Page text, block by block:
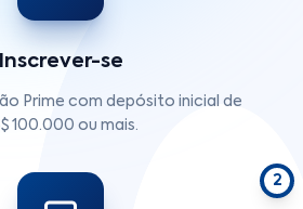
Inscrever-se
Prime com depósito inicial de
100.000 ou mais.
2